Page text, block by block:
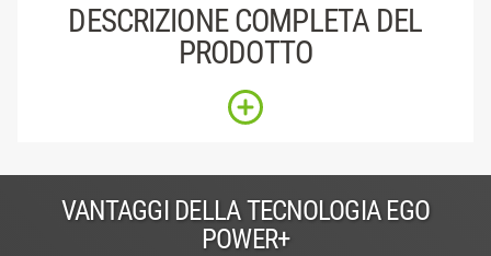
DESCRIZIONE COMPLETA DEL
PRODOTTO
VANTAGGI DELLA TECNOLOGIA EGO
POWER+